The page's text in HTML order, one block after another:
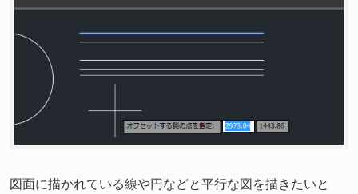
図面に描かれている線や円などと平行な図を描きたいと